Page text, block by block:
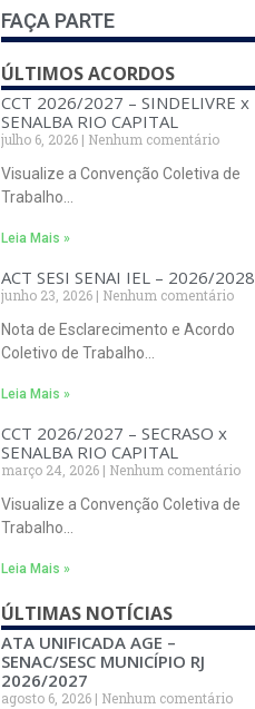
FAÇA PARTE
ÚLTIMOS ACORDOS
CCT 2026/2027 – SINDELIVRE x
SENALBA RIO CAPITAL
julho 6, 2026
Nenhum comentário
Visualize a Convenção Coletiva de
Trabalho…
Leia Mais »
ACT SESI SENAI IEL – 2026/2028
junho 23, 2026
Nenhum comentário
Nota de Esclarecimento e Acordo
Coletivo de Trabalho…
Leia Mais »
CCT 2026/2027 – SECRASO x
SENALBA RIO CAPITAL
março 24, 2026
Nenhum comentário
Visualize a Convenção Coletiva de
Trabalho…
Leia Mais »
ÚLTIMAS NOTÍCIAS
ATA UNIFICADA AGE –
SENAC/SESC MUNICÍPIO RJ
2026/2027
agosto 6, 2026
Nenhum comentário